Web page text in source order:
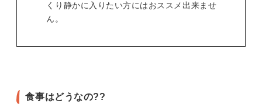
くり静かに入りたい方にはおススメ出来ませ
ん。
食事はどうなの??